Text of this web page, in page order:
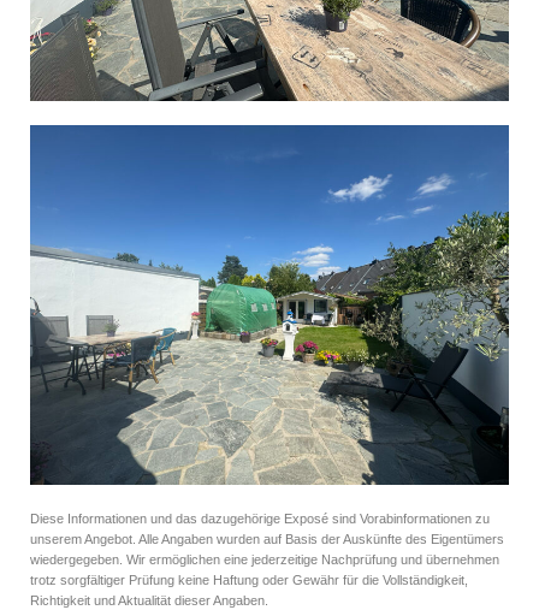
Diese Informationen und das dazugehörige Exposé sind Vorabinformationen zu
unserem Angebot. Alle Angaben wurden auf Basis der Auskünfte des Eigentümers
wiedergegeben. Wir ermöglichen eine jederzeitige Nachprüfung und übernehmen
trotz sorgfältiger Prüfung keine Haftung oder Gewähr für die Vollständigkeit,
Richtigkeit und Aktualität dieser Angaben.